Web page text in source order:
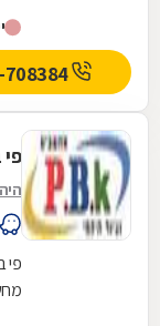
1-700-708384
פי